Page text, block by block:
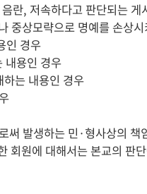
란, 저속하다고 판단되는 게
중상모략으로 명예를 손상
인 경우
내용인 경우
는 내용인 경우
발생하는 민·형사상의 책
원에 대해서는 본교의 판